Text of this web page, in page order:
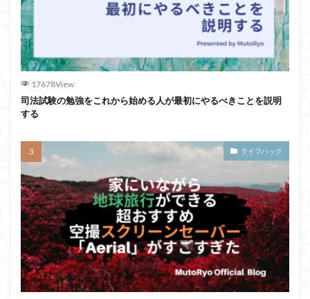
17678View
司法試験の勉強をこれから始める人が最初にやるべきことを説明
する
ライフハック